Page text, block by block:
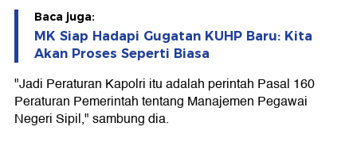
Baca juga:
MK Siap Hadapi Gugatan KUHP Baru: Kita
Akan Proses Seperti Biasa
"Jadi Peraturan Kapolri itu adalah perintah Pasal 160
Peraturan Pemerintah tentang Manajemen Pegawai
Negeri Sipil," sambung dia.